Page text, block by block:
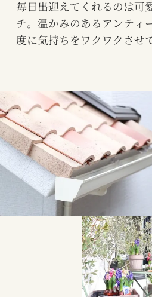
毎日出迎えてくれるのは可
チ。 温かみのあるアンティ
度に気持ちをワクワクさせ